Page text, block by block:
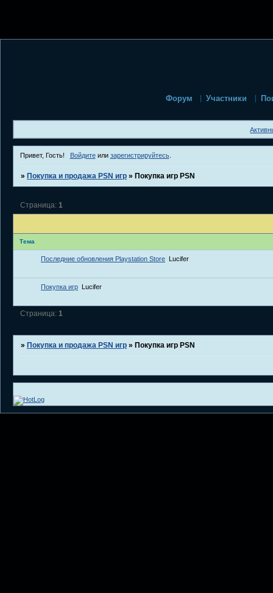
Форум Участники
Привет, Гость! Войдитеили зарегистрируйтесь.
» Покупка и продажа PSN игр » Покупка игр PSN
Страница: 1
Тема
Последние обновления Playstation Store Lucifer
Покупка игр Lucifer
Страница: 1
» Покупка и продажа PSN игр » Покупка игр PSN